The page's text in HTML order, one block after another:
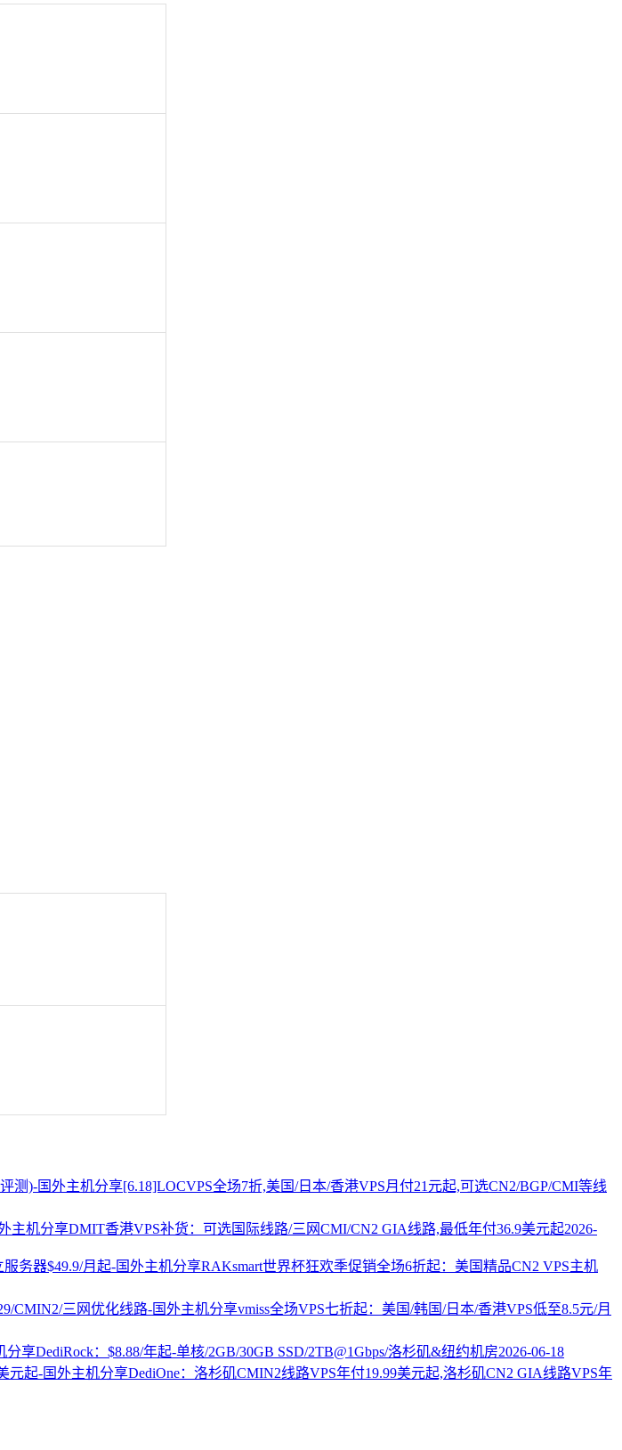
[6.18]LOCVPS全场7折,美国/日本/香港VPS月付21元起,可选CN2/BGP/CMI等线
DMIT香港VPS补货：可选国际线路/三网CMI/CN2 GIA线路,最低年付36.9美元起2026-
RAKsmart世界杯狂欢季促销全场6折起：美国精品CN2 VPS主机
vmiss全场VPS七折起：美国/韩国/日本/香港VPS低至8.5元/月
DediRock：$8.88/年起-单核/2GB/30GB SSD/2TB@1Gbps/洛杉矶&纽约机房2026-06-18
DediOne：洛杉矶CMIN2线路VPS年付19.99美元起,洛杉矶CN2 GIA线路VPS年